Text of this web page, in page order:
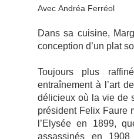
Avec Andréa Ferréol
Dans sa cuisine,
conception d’un plat
Toujours plus
entraînement à l’art
délicieux où la vie de
président Felix Faure
l’Elysée en 1899,
assassinés en